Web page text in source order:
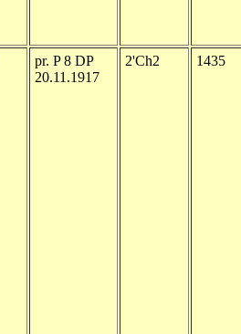
pr. P 8 DP
20.11.1917
2'Ch2 1435